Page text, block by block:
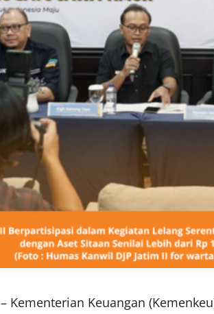
– Kementerian Keuangan